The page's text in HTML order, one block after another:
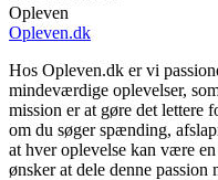
Opleven
Opleven.dk
Hos Opleven.dk er vi
mindeværdige oplevelser,
mission er at gøre det lettere
om du søger spænding,
at hver oplevelse kan være
ønsker at dele denne passion